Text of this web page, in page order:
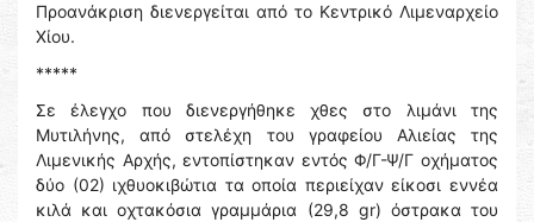
Προανάκριση διενεργείται από το Κεντρικό Λιμεναρχείο
Χίου.
*****
Σε έλεγχο που διενεργήθηκε χθες στο λιμάνι της
Μυτιλήνης, από στελέχη του γραφείου Αλιείας της
Λιμενικής Αρχής, εντοπίστηκαν εντός Φ/Γ-Ψ/Γ οχήματος
δύο (02) ιχθυοκιβώτια τα οποία περιείχαν είκοσι εννέα
κιλά και οχτακόσια γραμμάρια (29,8 gr) όστρακα του